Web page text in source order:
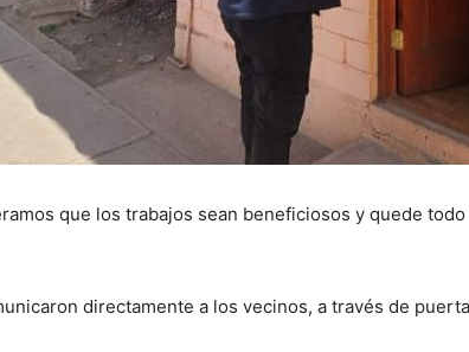
que los trabajos sean beneficiosos y quede
directamente a los vecinos, a través de